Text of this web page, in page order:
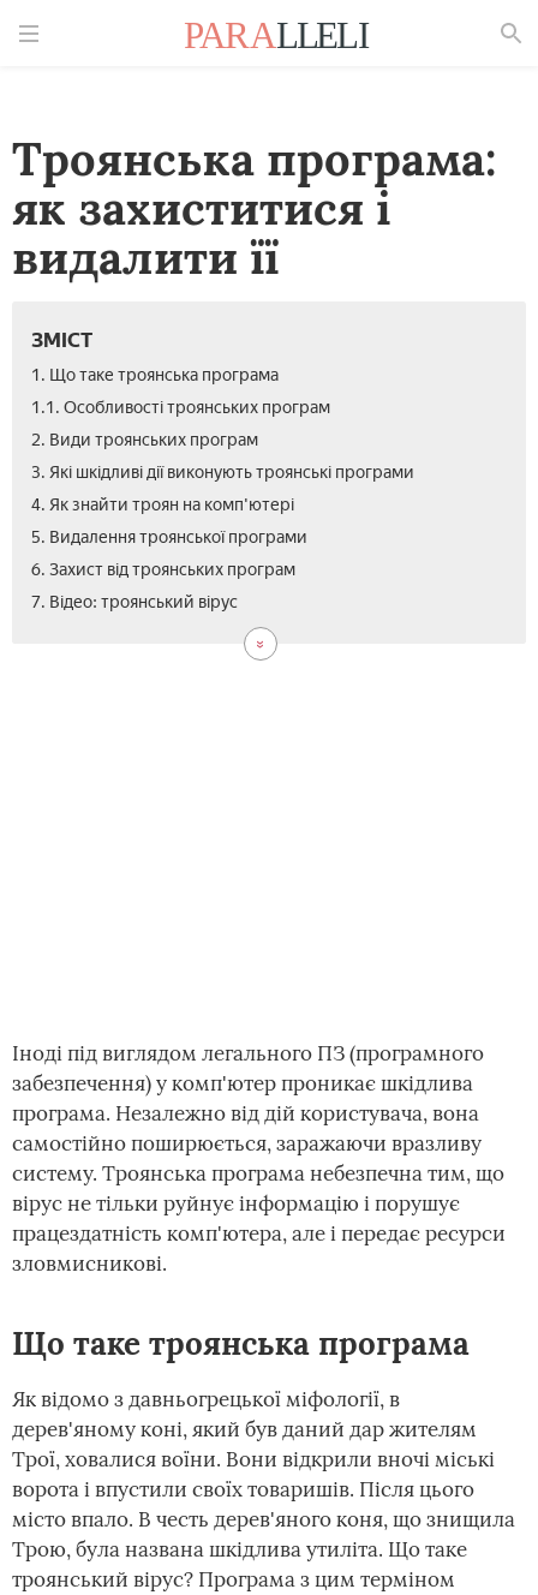
Троянська програма:
як захиститися і
видалити її
ЗМІСТ
1. Що таке троянська програма
1.1. Особливості троянських програм
2. Види троянських програм
3. Які шкідливі дії виконують троянські програми
4. Як знайти троян на комп'ютері
5. Видалення троянської програми
6. Захист від троянських програм
7. Відео: троянський вірус
Іноді під виглядом легального ПЗ (програмного
забезпечення) у комп'ютер проникає шкідлива
програма. Незалежно від дій користувача, вона
самостійно поширюється, заражаючи вразливу
систему. Троянська програма небезпечна тим, що
вірус не тільки руйнує інформацію і порушує
працездатність комп'ютера, але і передає ресурси
зловмисникові.
Що таке троянська програма
Як відомо з давньогрецької міфології, в
дерев'яному коні, який був даний дар жителям
Трої, ховалися воїни. Вони відкрили вночі міські
ворота і впустили своїх товаришів. Після цього
місто впало. В честь дерев'яного коня, що знищила
Трою, була названа шкідлива утиліта. Що таке
троянський вірус? Програма з цим терміном